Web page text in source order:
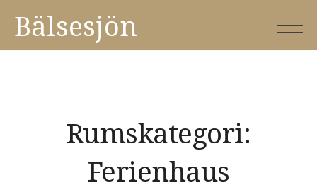
content
Bälsesjön
Rumskategori:
Ferienhaus